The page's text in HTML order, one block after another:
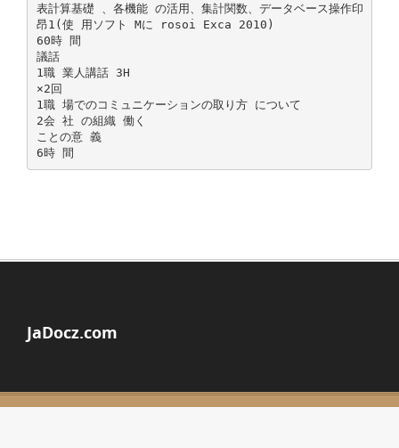
表計算基礎 、各機能 の活用、集計関数、データベース操作印
昂1(使 用ソフト Mに rosoi Exca 2010)
60時 間
議話
1職 業人講話 3H
×2回
1職 場でのコミュニケーションの取り方 について
2会 社 の組織 働く
ことの意 義
JaDocz.com